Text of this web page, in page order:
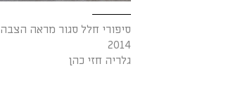
סיפורי חלל סגור מראה הצבה
2014
גלריה חזי כהן